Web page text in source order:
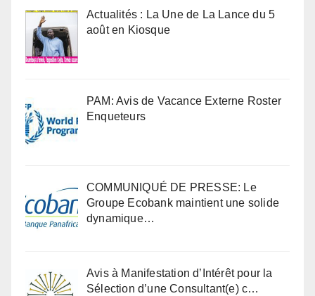
Actualités : La Une de La Lance du 5
août en Kiosque
PAM: Avis de Vacance Externe Roster
Enqueteurs
COMMUNIQUÉ DE PRESSE: Le
Groupe Ecobank maintient une solide
dynamique…
Avis à Manifestation d’Intérêt pour la
Sélection d’une Consultant(e) c…